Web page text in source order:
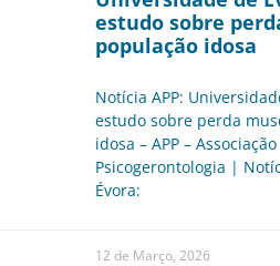
estudo sobre
população idosa
Notícia APP:
estudo sobre perda
idosa – APP –
Psicogerontologia |
Évora:
12 de Março, 2026